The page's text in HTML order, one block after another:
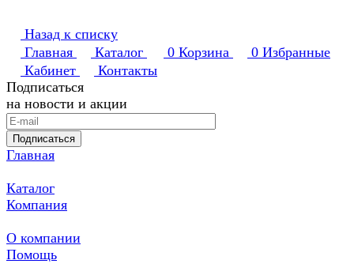
Назад к списку
Главная
Каталог 0 Корзина 0 Избранные
Кабинет
Контакты
Подписаться
на новости и акции
Подписаться
Главная
Каталог
Компания
О компании
Помощь